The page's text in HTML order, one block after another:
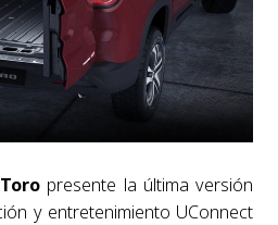
presente la última versión
y entretenimiento UConnect